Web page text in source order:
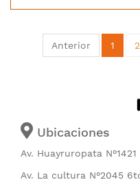
Anterior 1 2
Ubicaciones
Av. Huayruropata
Av. La cultura N°2045